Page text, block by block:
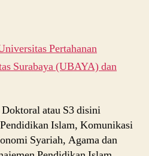
Pertahanan
Surabaya (UBAYA) dan
atau S3 disini
Islam, Komunikasi
Syariah, Agama dan